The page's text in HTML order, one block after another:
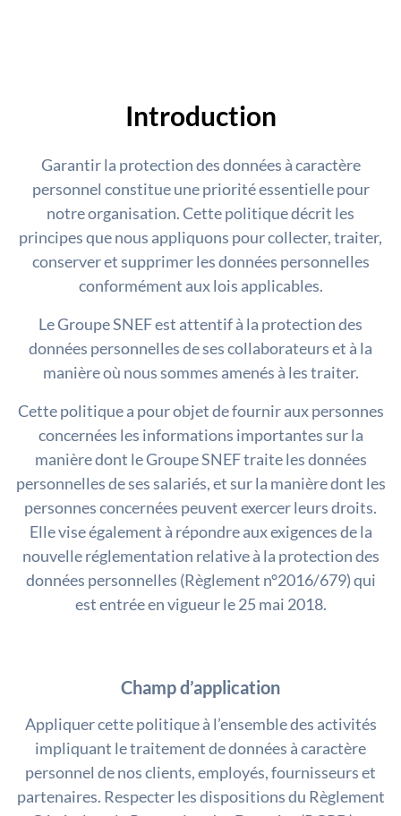
Introduction
Garantir la protection des données à caractère
personnel constitue une priorité essentielle pour
notre organisation. Cette politique décrit les
principes que nous appliquons pour collecter, traiter,
conserver et supprimer les données personnelles
conformément aux lois applicables.
Le Groupe SNEF est attentif à la protection des
données personnelles de ses collaborateurs et à la
manière où nous sommes amenés à les traiter.
Cette politique a pour objet de fournir aux personnes
concernées les informations importantes sur la
manière dont le Groupe SNEF traite les données
personnelles de ses salariés, et sur la manière dont les
personnes concernées peuvent exercer leurs droits.
Elle vise également à répondre aux exigences de la
nouvelle réglementation relative à la protection des
données personnelles (Règlement n°2016/679) qui
est entrée en vigueur le 25 mai 2018.
Champ d’application
Appliquer cette politique à l’ensemble des activités
impliquant le traitement de données à caractère
personnel de nos clients, employés, fournisseurs et
partenaires. Respecter les dispositions du Règlement